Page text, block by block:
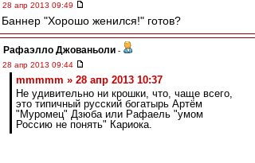
28 апр 2013 09:49
Баннер "Хорошо женился!" готов?
Рафаэлло Джованьоли -
28 апр 2013 09:44
mmmmm » 28 апр 2013 10:37
Не удивительно ни крошки, что, чаще всего,
это типичный русский богатырь Артём
"Муромец" Дзюба или Рафаель "умом
Россию не понять" Кариока.